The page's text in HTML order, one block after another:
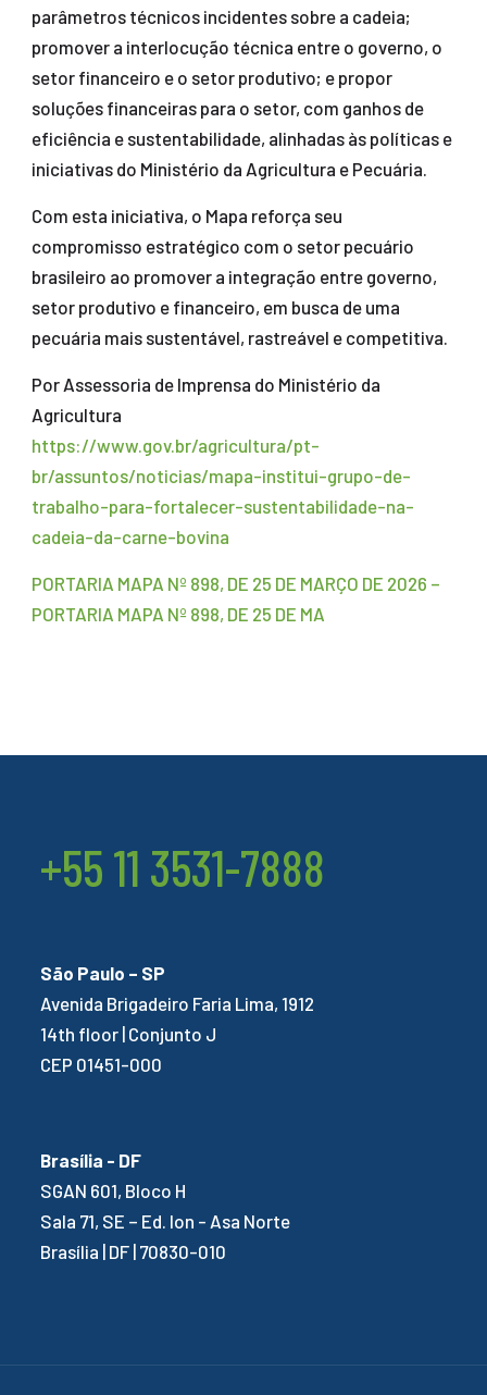
parâmetros técnicos incidentes sobre a cadeia;
promover a interlocução técnica entre o governo, o
setor financeiro e o setor produtivo; e propor
soluções financeiras para o setor, com ganhos de
eficiência e sustentabilidade, alinhadas às políticas e
iniciativas do Ministério da Agricultura e Pecuária.
Com esta iniciativa, o Mapa reforça seu
compromisso estratégico com o setor pecuário
brasileiro ao promover a integração entre governo,
setor produtivo e financeiro, em busca de uma
pecuária mais sustentável, rastreável e competitiva.
Por Assessoria de Imprensa do Ministério da
Agricultura
https://www.gov.br/agricultura/pt-
br/assuntos/noticias/mapa-institui-grupo-de-
trabalho-para-fortalecer-sustentabilidade-na-
cadeia-da-carne-bovina
PORTARIA MAPA Nº 898, DE 25 DE MARÇO DE 2026 –
PORTARIA MAPA Nº 898, DE 25 DE MA
+55 11 3531-7888
São Paulo – SP
Avenida Brigadeiro Faria Lima, 1912
14th floor | Conjunto J
CEP 01451-000
Brasília - DF
SGAN 601, Bloco H
Sala 71, SE – Ed. Ion - Asa Norte
Brasília | DF | 70830-010